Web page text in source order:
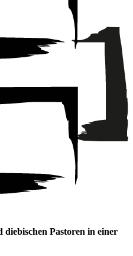
diebischen Pastoren in einer